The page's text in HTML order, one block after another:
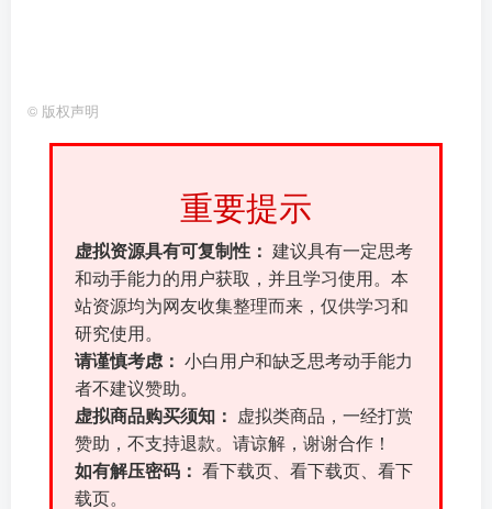
© 版权声明
重要提示
虚拟资源具有可复制性： 建议具有一定思考
和动手能力的用户获取，并且学习使用。本
站资源均为网友收集整理而来，仅供学习和
研究使用。
请谨慎考虑： 小白用户和缺乏思考动手能力
者不建议赞助。
虚拟商品购买须知：
虚拟类商品，一经打赏
赞助，不支持退款。请谅解，谢谢合作！
如有解压密码： 看下载页、看下载页、看下
载页。